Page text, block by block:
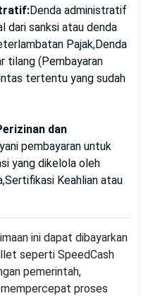
Denda administratif
dari sanksi atau denda
Pajak,Denda
tilang (Pembayaran
tertentu yang sudah
dan
pembayaran untuk
yang dikelola oleh
Keahlian atau
ini dapat dibayarkan
seperti SpeedCash
pemerintah,
proses